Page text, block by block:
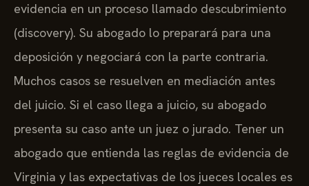
evidencia en un proceso llamado descubrimiento
(discovery). Su abogado lo preparará para una
deposición y negociará con la parte contraria.
Muchos casos se resuelven en mediación antes
del juicio. Si el caso llega a juicio, su abogado
presenta su caso ante un juez o jurado. Tener un
abogado que entienda las reglas de evidencia de
Virginia y las expectativas de los jueces locales es